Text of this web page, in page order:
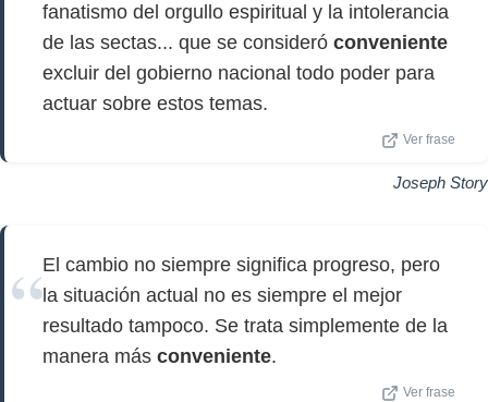
fanatismo del orgullo espiritual y la intolerancia
de las sectas... que se consideró conveniente
excluir del gobierno nacional todo poder para
actuar sobre estos temas.
Ver frase
Joseph Story
El cambio no siempre significa progreso, pero
la situación actual no es siempre el mejor
resultado tampoco. Se trata simplemente de la
manera más conveniente.
Ver frase